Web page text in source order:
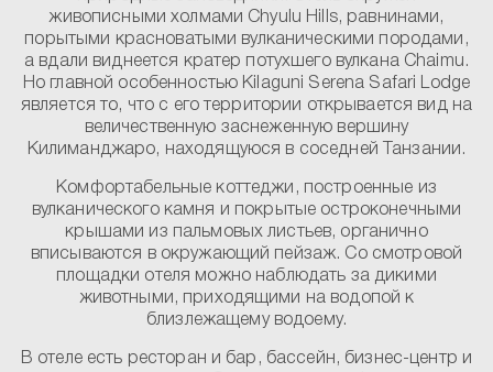
живописными холмами Chyulu Hills, равнинами,
порытыми красноватыми вулканическими породами,
а вдали виднеется кратер потухшего вулкана Chaimu.
Но главной особенностью Kilaguni Serena Safari Lodge
является то, что с его территории открывается вид на
величественную заснеженную вершину
Килиманджаро, находящуюся в соседней Танзании.
Комфортабельные коттеджи, построенные из
вулканического камня и покрытые остроконечными
крышами из пальмовых листьев, органично
вписываются в окружающий пейзаж. Со смотровой
площадки отеля можно наблюдать за дикими
животными, приходящими на водопой к
близлежащему водоему.
В отеле есть ресторан и бар, бассейн, бизнес-центр и